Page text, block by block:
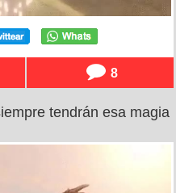
8
tendrán esa magia